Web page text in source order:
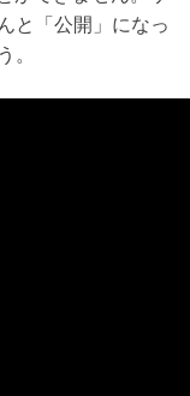
と「公開」になっ
。